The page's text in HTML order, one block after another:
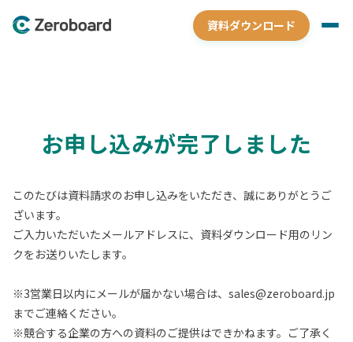
資料ダウンロード
お申し込みが完了しました
このたびは資料請求のお申し込みをいただき、誠にありがとうご
ざいます。
ご入力いただいたメールアドレスに、資料ダウンロード用のリン
クをお送りいたします。
※3営業日以内にメールが届かない場合は、sales@zeroboard.jp
までご連絡ください。
※競合する企業の方への資料のご提供はできかねます。ご了承く